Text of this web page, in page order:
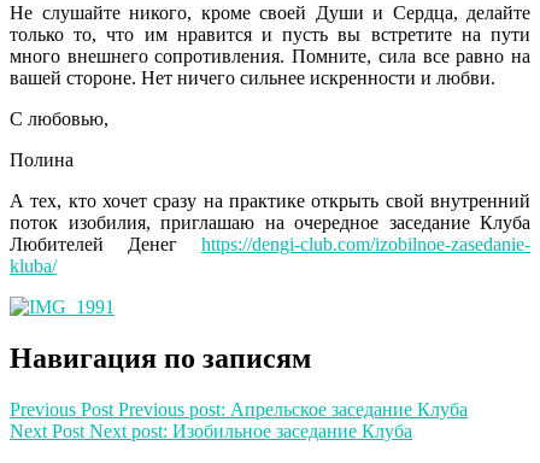
Не слушайте никого, кроме своей Души и Сердца, делайте
только то, что им нравится и пусть вы встретите на пути
много внешнего сопротивления. Помните, сила все равно на
вашей стороне. Нет ничего сильнее искренности и любви.
С любовью,
Полина
А тех, кто хочет сразу на практике открыть свой внутренний
поток изобилия, приглашаю на очередное заседание Клуба
Любителей Денег https://dengi-club.com/izobilnoe-zasedanie-
kluba/
Навигация по записям
Previous Post Previous post: Апрельское заседание Клуба
Next Post Next post: Изобильное заседание Клуба